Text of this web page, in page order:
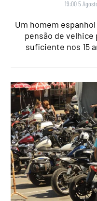
19:00 5
Um homem
pensão de
suficiente nos 15